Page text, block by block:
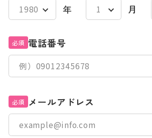
年
月
必須 電話番号
必須 メールアドレス